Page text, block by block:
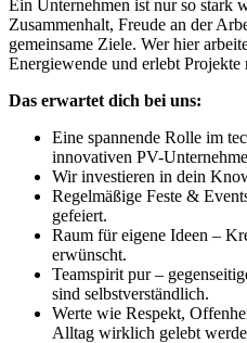
Ein Unternehmen ist nur so stark
Zusammenhalt, Freude an der
gemeinsame Ziele. Wer hier
Energiewende und erlebt Projekte
Das erwartet dich bei uns:
Eine spannende Rolle im
innovativen PV-
Wir investieren in dein
Regelmäßige Feste &
gefeiert.
Raum für eigene Ideen –
erwünscht.
Teamspirit pur –
sind selbstverständlich.
Werte wie Respekt,
Alltag wirklich gelebt